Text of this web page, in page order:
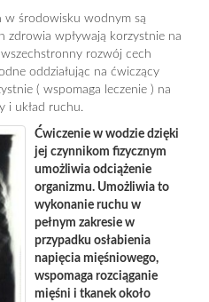
w środowisku wodnym są
zdrowia wpływają korzystnie na
rozwój cech
oddziałując na ćwiczący
( wspomaga leczenie ) na
i układ ruchu.
Ćwiczenie w wodzie dzięki
jej czynnikom fizycznym
umożliwia odciążenie
organizmu. Umożliwia to
wykonanie ruchu w
pełnym zakresie w
przypadku osłabienia
napięcia mięśniowego,
wspomaga rozciąganie
mięśni i tkanek około